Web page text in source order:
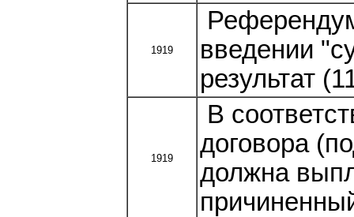
1919
введении
результат
1919
В
договора
должна